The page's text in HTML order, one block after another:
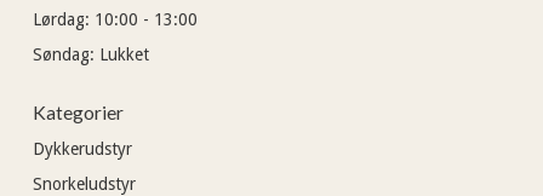
Lørdag: 10:00 - 13:00
Søndag: Lukket
Kategorier
Dykkerudstyr
Snorkeludstyr